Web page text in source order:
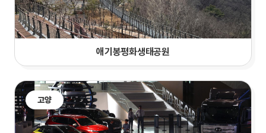
애기봉평화생태공원
고양